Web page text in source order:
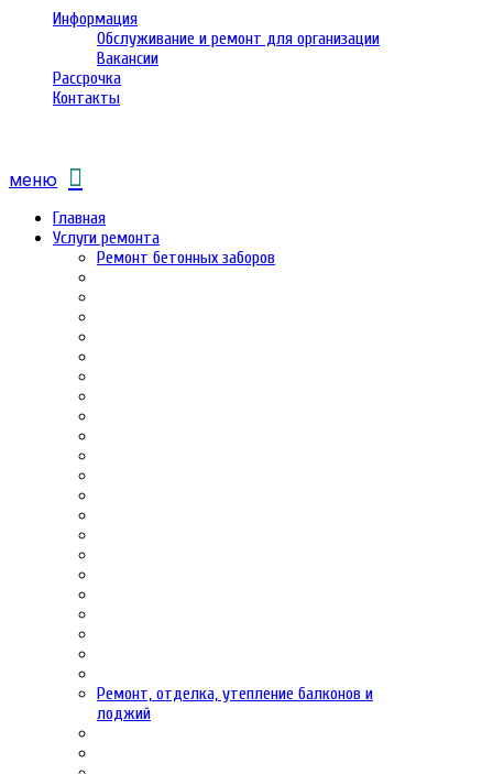
Информация
Обслуживание и ремонт для организации
Вакансии
Рассрочка
Контакты
меню
Главная
Услуги ремонта
Ремонт бетонных заборов
Ремонт, отделка, утепление балконов и
лоджий